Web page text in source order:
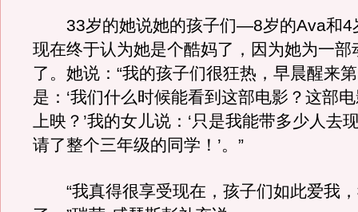
33岁的她说她的孩子们—8岁的Ava和4
现在终于认为她是个酷妈了，因为她为一部
了。她说：“我的孩子们很狂热，早晨醒来
是：‘我们什么时候能看到这部电影？这部
上映？’我的女儿说：‘只是我能带多少人去
请了整个三年级的同学！’。”
“我真得很享受现在，孩子们如此爱我，